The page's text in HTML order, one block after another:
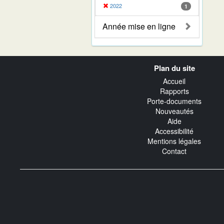
2022 1
Année mise en ligne
Plan du site
Accueil
Rapports
Porte-documents
Nouveautés
Aide
Accessibilité
Mentions légales
Contact